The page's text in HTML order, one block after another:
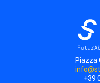
Piazza
+39